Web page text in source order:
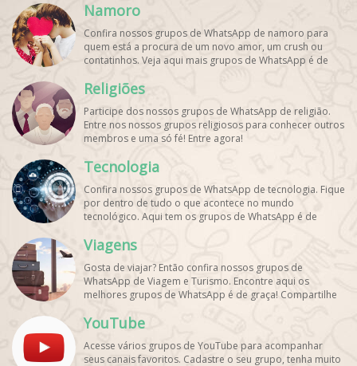
Namoro
Confira nossos grupos de WhatsApp de namoro para
quem está a procura de um novo amor, um crush ou
contatinhos. Veja aqui mais grupos de WhatsApp é de
Religiões
Participe dos nossos grupos de WhatsApp de religião.
Entre nos nossos grupos religiosos para conhecer outros
membros e uma só fé! Entre agora!
Tecnologia
Confira nossos grupos de WhatsApp de tecnologia. Fique
por dentro de tudo o que acontece no mundo
tecnológico. Aqui tem os grupos de WhatsApp é de
Viagens
Gosta de viajar? Então confira nossos grupos de
WhatsApp de Viagem e Turismo. Encontre aqui os
melhores grupos de WhatsApp é de graça! Compartilhe
YouTube
Acesse vários grupos de YouTube para acompanhar
seus canais favoritos. Cadastre o seu grupo, tenha muito